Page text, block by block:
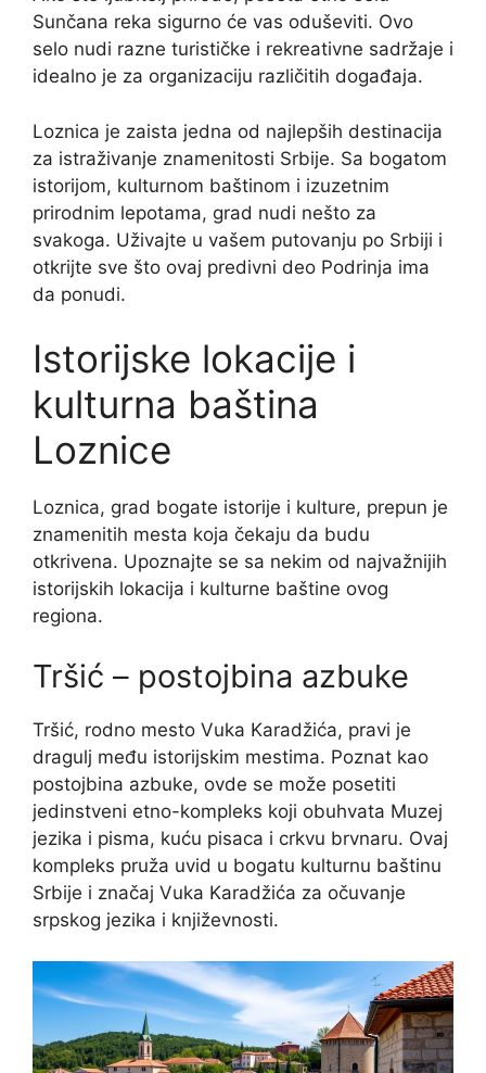
Sunčana reka sigurno će vas oduševiti. Ovo
selo nudi razne turističke i rekreativne sadržaje i
idealno je za organizaciju različitih događaja.
Loznica je zaista jedna od najlepših destinacija
za istraživanje znamenitosti Srbije. Sa bogatom
istorijom, kulturnom baštinom i izuzetnim
prirodnim lepotama, grad nudi nešto za
svakoga. Uživajte u vašem putovanju po Srbiji i
otkrijte sve što ovaj predivni deo Podrinja ima
da ponudi.
Istorijske lokacije i
kulturna baština
Loznice
Loznica, grad bogate istorije i kulture, prepun je
znamenitih mesta koja čekaju da budu
otkrivena. Upoznajte se sa nekim od najvažnijih
istorijskih lokacija i kulturne baštine ovog
regiona.
Tršić – postojbina azbuke
Tršić, rodno mesto Vuka Karadžića, pravi je
dragulj među istorijskim mestima. Poznat kao
postojbina azbuke, ovde se može posetiti
jedinstveni etno-kompleks koji obuhvata Muzej
jezika i pisma, kuću pisaca i crkvu brvnaru. Ovaj
kompleks pruža uvid u bogatu kulturnu baštinu
Srbije i značaj Vuka Karadžića za očuvanje
srpskog jezika i književnosti.